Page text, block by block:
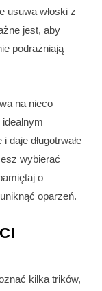
usuwa włoski z
jest, aby
podrażniają
na nieco
długotrwałe
wybierać
o
oparzeń.
kilka trików,